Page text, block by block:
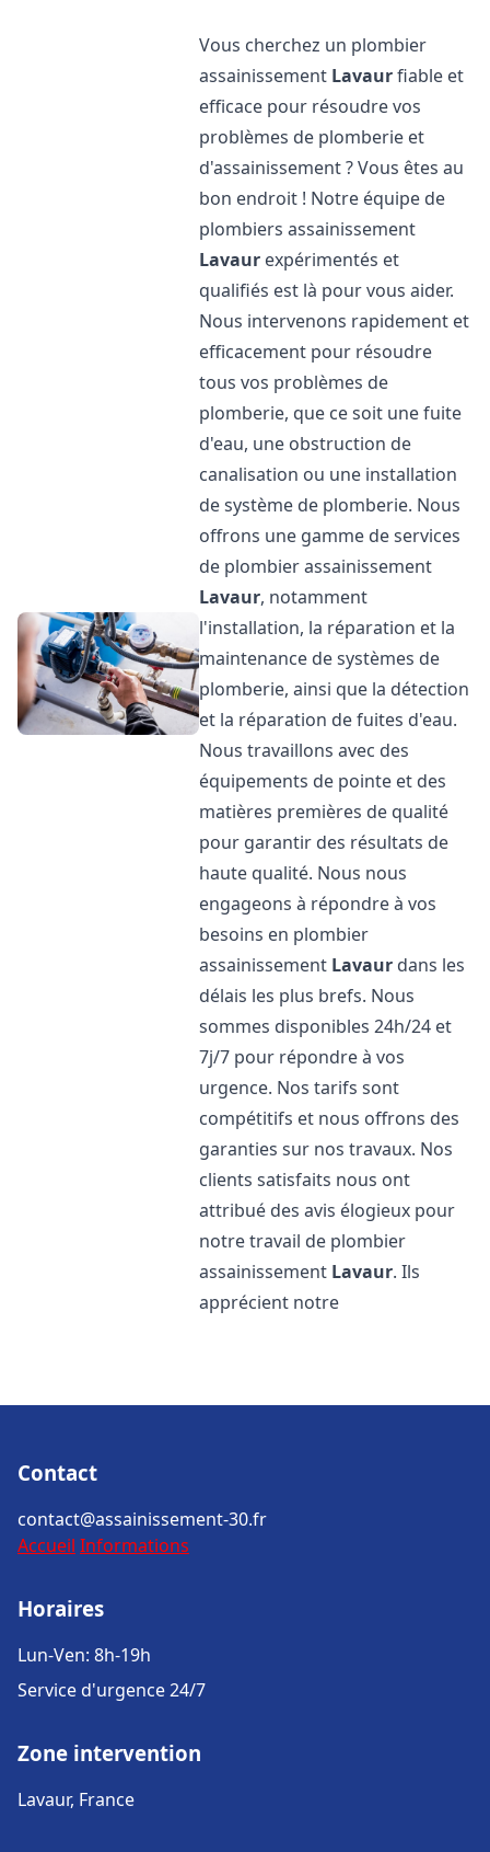
Vous cherchez un plombier
assainissement Lavaurfiable et
efficace pour résoudre vos
problèmes de plomberie et
d'assainissement ? Vous êtes au
bon endroit ! Notre équipe de
plombiers assainissement
Lavaur expérimentés et
qualifiés est là pour vous aider.
Nous intervenons rapidement et
efficacement pour résoudre
tous vos problèmes de
plomberie, que ce soit une fuite
d'eau, une obstruction de
canalisation ou une installation
de système de plomberie. Nous
offrons une gamme de services
de plombier assainissement
Lavaur, notamment
l'installation, la réparation et la
maintenance de systèmes de
plomberie, ainsi que la détection
et la réparation de fuites d'eau.
Nous travaillons avec des
équipements de pointe et des
matières premières de qualité
pour garantir des résultats de
haute qualité. Nous nous
engageons à répondre à vos
besoins en plombier
assainissement Lavaur dans les
délais les plus brefs. Nous
sommes disponibles 24h/24 et
7j/7 pour répondre à vos
urgence. Nos tarifs sont
compétitifs et nous offrons des
garanties sur nos travaux. Nos
clients satisfaits nous ont
attribué des avis élogieux pour
notre travail de plombier
assainissement Lavaur. Ils
apprécient notre
Contact
contact@assainissement-30.fr
Accueil Informations
Horaires
Lun-Ven: 8h-19h
Service d'urgence 24/7
Zone intervention
Lavaur, France